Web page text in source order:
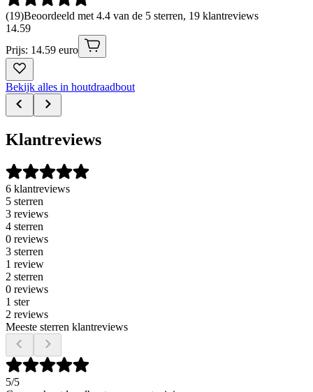
(19)Beoordeeld met 4.4 van de 5 sterren, 19 klantreviews
14.59
Prijs: 14.59 euro
Bekijk alles in houtdraadbout
Klantreviews
6 klantreviews
5 sterren
3 reviews
4 sterren
0 reviews
3 sterren
1 review
2 sterren
0 reviews
1 ster
2 reviews
Meeste sterren klantreviews
5/5